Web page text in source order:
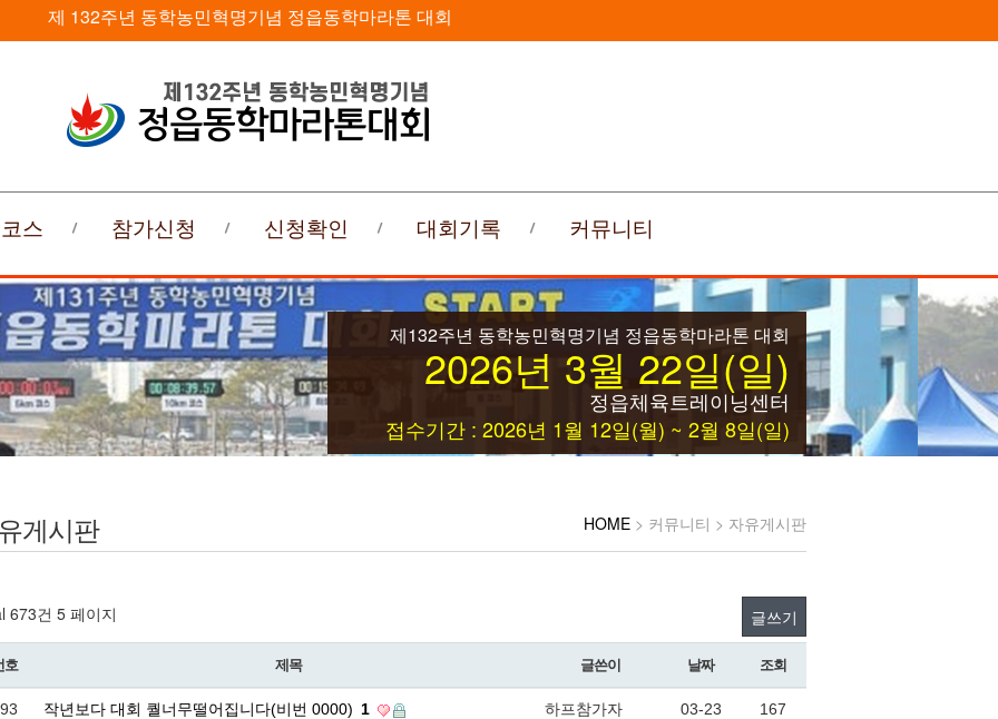
제 132주년 동학농민혁명기념 정읍동학마라톤 대회
스 참가신청 신청확인 대회기록 커뮤니티
제132주년 동학농민혁명기념 정읍동학마라톤 대회
2026년 3월 22일(일)
정읍체육트레이닝센터
접수기간 : 2026년 1월 12일(월) ~ 2월 8일(일)
게시판 HOME > 커뮤니티 > 자유게시판
673건 5 페이지 글쓰기
호 제목 글쓴이 날짜 조회
작년보다 대회 퀄너무떨어집니다(비번 0000) 1 하프참가자 03-23 167